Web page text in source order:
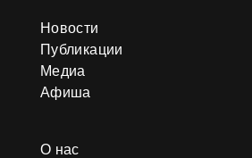
Новости
Публикации
Медиа
Афиша
О нас